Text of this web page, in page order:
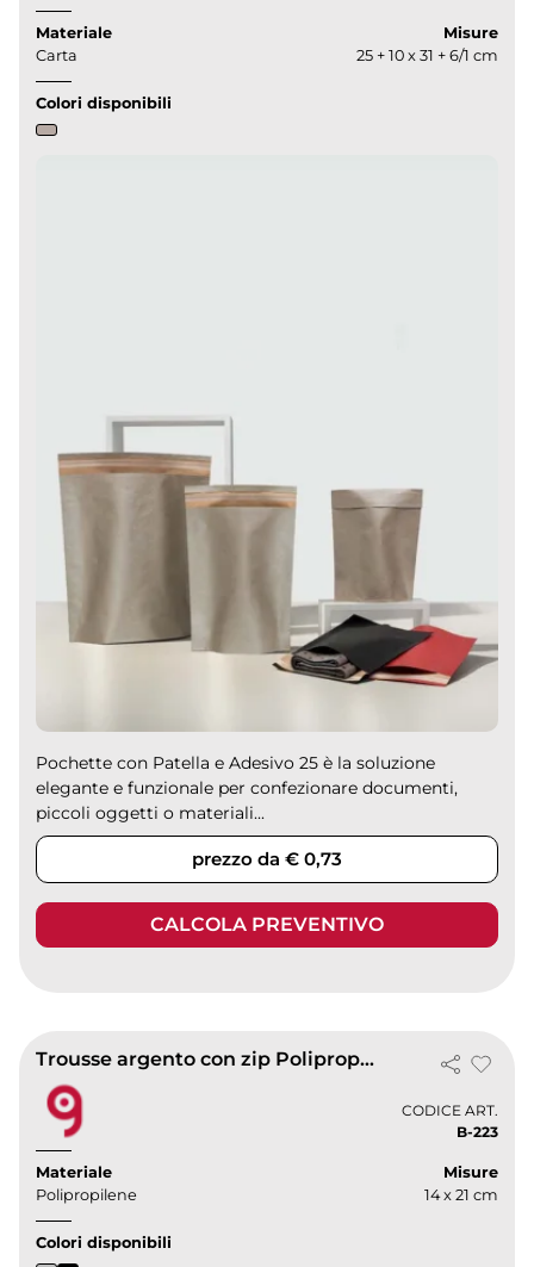
Materiale
Carta
Misure
25 + 10 x 31 + 6/1 cm
Colori disponibili
Pochette con Patella e Adesivo 25 è la soluzione
elegante e funzionale per confezionare documenti,
piccoli oggetti o materiali...
prezzo da € 0,73
CALCOLA PREVENTIVO
Trousse argento con zip Polipropilene leggera
CODICE ART.
B-223
Materiale
Polipropilene
Misure
14 x 21 cm
Colori disponibili